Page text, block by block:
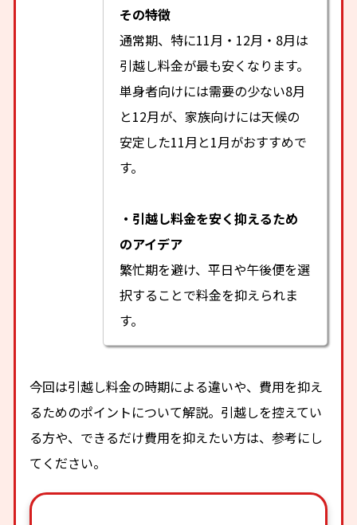
その特徴
通常期、特に11月・12月・8月は
引越し料金が最も安くなります。
単身者向けには需要の少ない8月
と12月が、家族向けには天候の
安定した11月と1月がおすすめで
す。
・引越し料金を安く抑えるため
のアイデア
繁忙期を避け、平日や午後便を選
択することで料金を抑えられま
す。
今回は引越し料金の時期による違いや、費用を抑え
るためのポイントについて解説。引越しを控えてい
る方や、できるだけ費用を抑えたい方は、参考にし
てください。